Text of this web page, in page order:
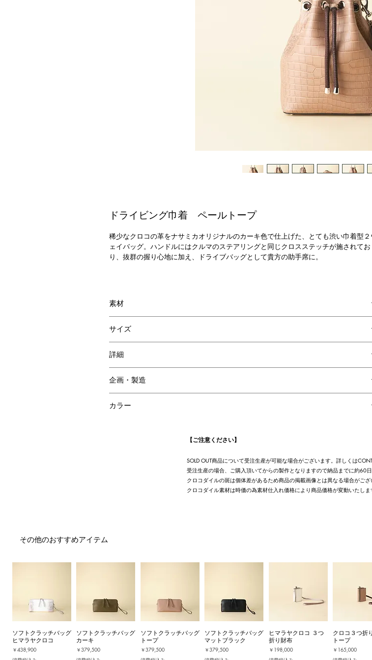
ドライビング巾着 ペールトープ
稀少なクロコの革をナサミカオリジナルのカーキ色で仕上げた、とても渋い巾着型２
ェイバッグ。ハンドルにはクルマのステアリングと同じクロスステッチが施されてお
り、抜群の握り心地に加え、ドライブバッグとして貴方の助手席に。
素材
牛革
サイズ
幅: 20cm
奥行き: 10cm
ハンドルの立ち上がり: 11cm
詳細
企画・製造
カラー
【ご注意ください】
SOLD OUT商品について受注生産が可能な場合がございます。詳しくは
受注生産の場合、ご購入頂いてからの製作となりますので納品までに約60日
クロコダイルの斑は個体差があるため商品の掲載画像とは異なる場合がござ
クロコダイル素材は時価の為素材仕入れ価格により商品価格が変動いたしま
その他のおすすめアイテム
ソフトクラッチバッグ
ヒマラヤクロコ
価格
￥438,900
ソフトクラッチバッグ
カーキ
価格
￥379,500
ソフトクラッチバッグ
トープ
価格
￥379,500
ソフトクラッチバッグ
マットブラック
価格
￥379,500
ヒマラヤクロコ ３つ
折り財布
価格
￥198,000
クロコ３つ折
トープ
価格
￥165,000